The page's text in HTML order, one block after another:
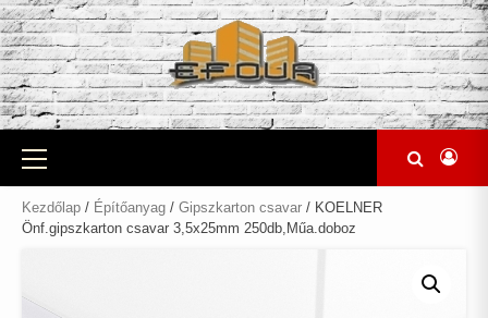
Skip
to
content
Primary
Menu
Kezdőlap / Építőanyag / Gipszkarton csavar / KOELNER
Önf.gipszkarton csavar 3,5x25mm 250db,Műa.doboz